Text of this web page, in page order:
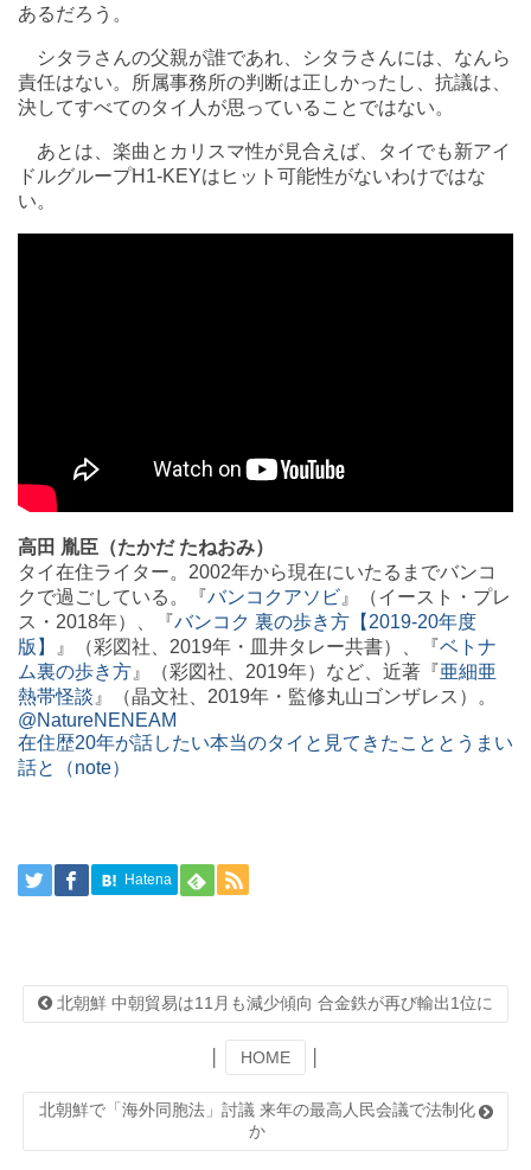
あるだろう。
シタラさんの父親が誰であれ、シタラさんには、なんら
責任はない。所属事務所の判断は正しかったし、抗議は、
決してすべてのタイ人が思っていることではない。
あとは、楽曲とカリスマ性が見合えば、タイでも新アイ
ドルグループH1-KEYはヒット可能性がないわけではな
い。
高田 胤臣（たかだ たねおみ）
タイ在住ライター。2002年から現在にいたるまでバンコ
クで過ごしている。『バンコクアソビ 』（イースト・プレ
ス・2018年）、『バンコク 裏の歩き方【2019-20年度
版】
』（彩図社、2019年・皿井タレー共書）、『ベトナ
ム裏の歩き方 』（彩図社、2019年）など、近著『亜細亜
熱帯怪談 』（晶文社、2019年・監修丸山ゴンザレス）。
@NatureNENEAM
在住歴20年が話したい本当のタイと見てきたこととうまい
話と（note）
Hatena
北朝鮮 中朝貿易は11月も減少傾向 合金鉄が再び輸出1位に
HOME
北朝鮮で「海外同胞法」討議 来年の最高人民会議で法制化
か